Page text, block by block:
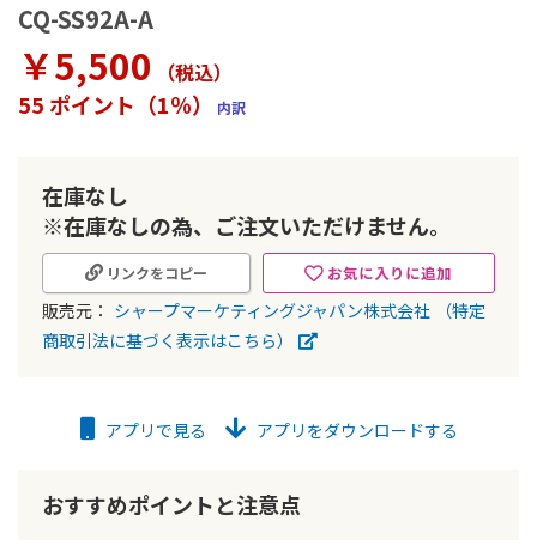
CQ-SS92A-A
￥5,500 （税込）
55 ポイント（1％） 内訳
在庫なし
※在庫なしの為、ご注文いただけません。
お気に入りに追加
リンクをコピー
販売元： シャープマーケティングジャパン株式会社
（特定
商取引法に基づく表示はこちら）
ギ
ャ
ラ
リ
ー
初
動
す
る
アプリで見る アプリをダウンロードする
おすすめポイントと注意点